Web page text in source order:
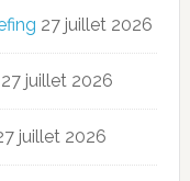
27 juillet 2026
27 juillet 2026
juillet 2026